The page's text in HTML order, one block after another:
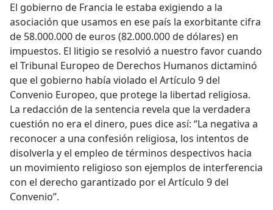
El gobierno de Francia le estaba exigiendo a la
asociación que usamos en ese país la exorbitante cifra
de 58.000.000 de euros (82.000.000 de dólares) en
impuestos. El litigio se resolvió a nuestro favor cuando
el Tribunal Europeo de Derechos Humanos dictaminó
que el gobierno había violado el Artículo 9 del
Convenio Europeo, que protege la libertad religiosa.
La redacción de la sentencia revela que la verdadera
cuestión no era el dinero, pues dice así: “La negativa a
reconocer a una confesión religiosa, los intentos de
disolverla y el empleo de términos despectivos hacia
un movimiento religioso son ejemplos de interferencia
con el derecho garantizado por el Artículo 9 del
Convenio”.